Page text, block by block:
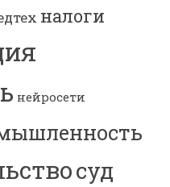
налоги
нейросети
суд